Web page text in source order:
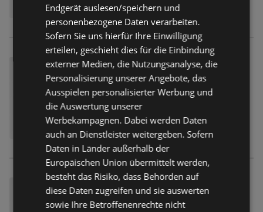
Endgerät auslesen/speichern und
personenbezogene Daten verarbeiten.
Sofern Sie uns hierfür Ihre Einwilligung
erteilen, geschieht dies für die Einbindung
externer Medien, die Nutzungsanalyse, die
Personalisierung unserer Angebote, das
Ausspielen personalisierter Werbung und
die Auswertung unserer
Werbekampagnen. Dabei werden Daten
auch an Dienstleister weitergeben. Sofern
Daten in Länder außerhalb der
Europäischen Union übermittelt werden,
besteht das Risiko, dass Behörden auf
diese Daten zugreifen und sie auswerten
sowie Ihre Betroffenenrechte nicht